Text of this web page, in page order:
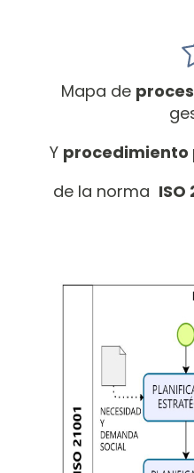
Mapa de
Y procedimiento
de la norma ISO